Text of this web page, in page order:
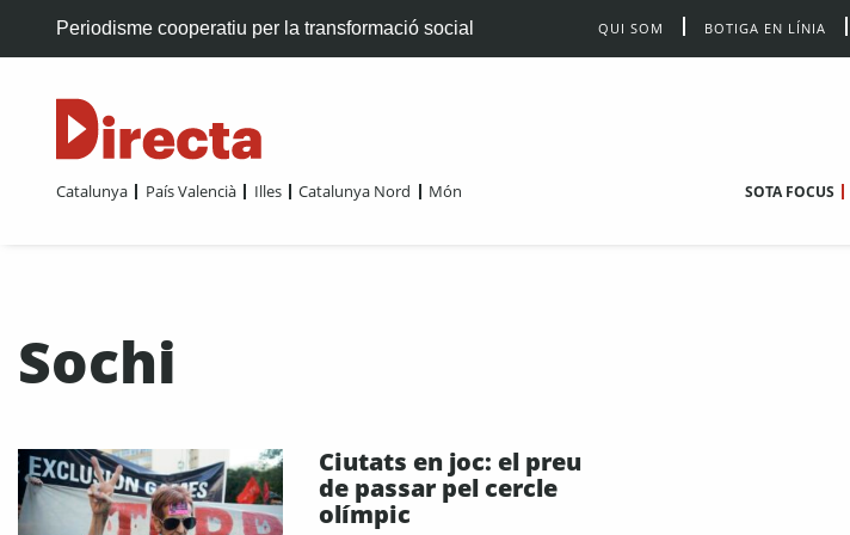
Periodisme cooperatiu per la transformació social QUI SOM BOTIGA EN LÍNIA
Catalunya País Valencià Illes Catalunya Nord Món SOTA FOCUS
Sochi
Ciutats en joc: el preu
de passar pel cercle
olímpic